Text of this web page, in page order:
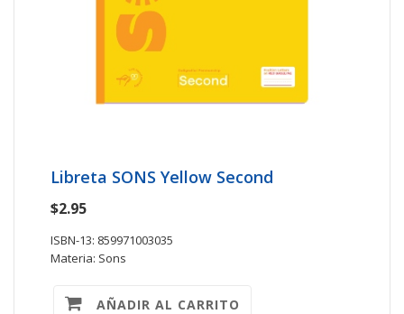
Libreta SONS Yellow Second
$2.95
ISBN-13: 859971003035
Materia: Sons
AÑADIR AL CARRITO